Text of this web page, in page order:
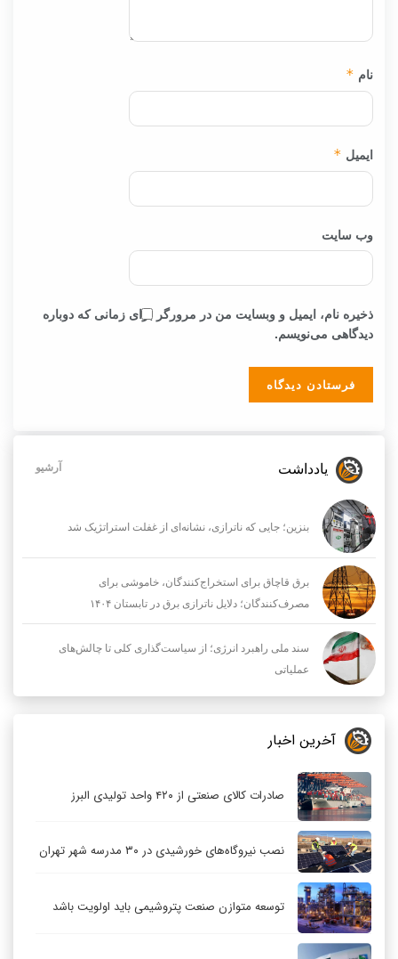
نام *
ایمیل *
وب‌ سایت
ذخیره نام، ایمیل و وبسایت من در مرورگر برای زمانی که دوباره
دیدگاهی می‌نویسم.
یادداشت آرشیو
بنزین؛ جایی که ناترازی، نشانه‌ای از غفلت استراتژیک شد
برق قاچاق برای استخراج‌کنندگان، خاموشی برای
مصرف‌کنندگان؛ دلایل ناترازی برق در تابستان ۱۴۰۴
سند ملی راهبرد انرژی؛ از سیاست‌گذاری کلی تا چالش‌های
عملیاتی
آخرین اخبار
صادرات کالای صنعتی از ۴۲۰ واحد تولیدی البرز
نصب نیروگاه‌های خورشیدی در ۳۰ مدرسه شهر تهران
توسعه متوازن صنعت پتروشیمی باید اولویت باشد